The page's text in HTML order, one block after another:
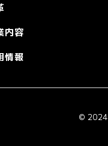
内容
情報
© 2024